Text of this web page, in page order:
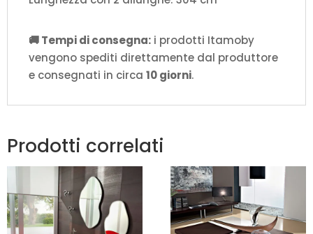
🚚 Tempi di consegna: i prodotti Itamoby
vengono spediti direttamente dal produttore
e consegnati in circa 10 giorni.
Prodotti correlati